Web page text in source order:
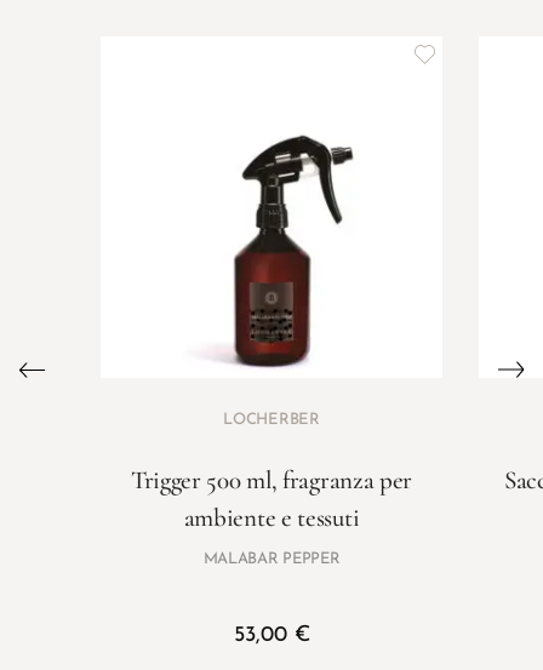
LOCHERBER
Trigger 500 ml, fragranza per
ambiente e tessuti
MALABAR PEPPER
53,00 €